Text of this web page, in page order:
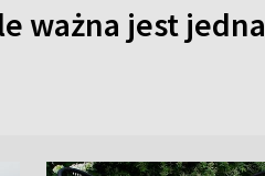
ważna jest jedna